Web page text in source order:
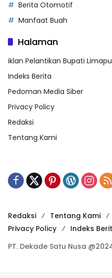
Berita Otomotif
Manfaat Buah
Halaman
iklan Pelantikan Bupati
Indeks Berita
Pedoman Media Siber
Privacy Policy
Redaksi
Tentang Kami
Redaksi Tentang Kami
Privacy Policy
Indeks
PT. Dekade Satu Nusa